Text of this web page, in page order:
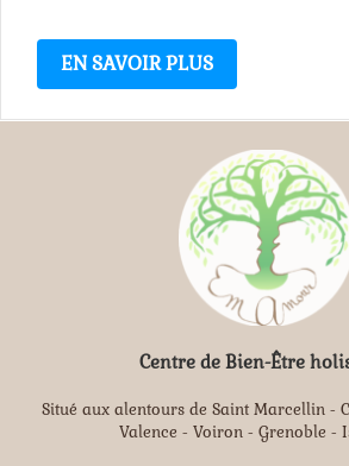
EN SAVOIR PLUS
Centre de Bien-Être
Situé aux alentours de Saint Marcellin -
Valence - Voiron - Grenoble -